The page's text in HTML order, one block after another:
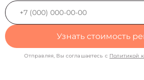
Узнать стоимость
Отправляя, Вы соглашаетесь с Политикой